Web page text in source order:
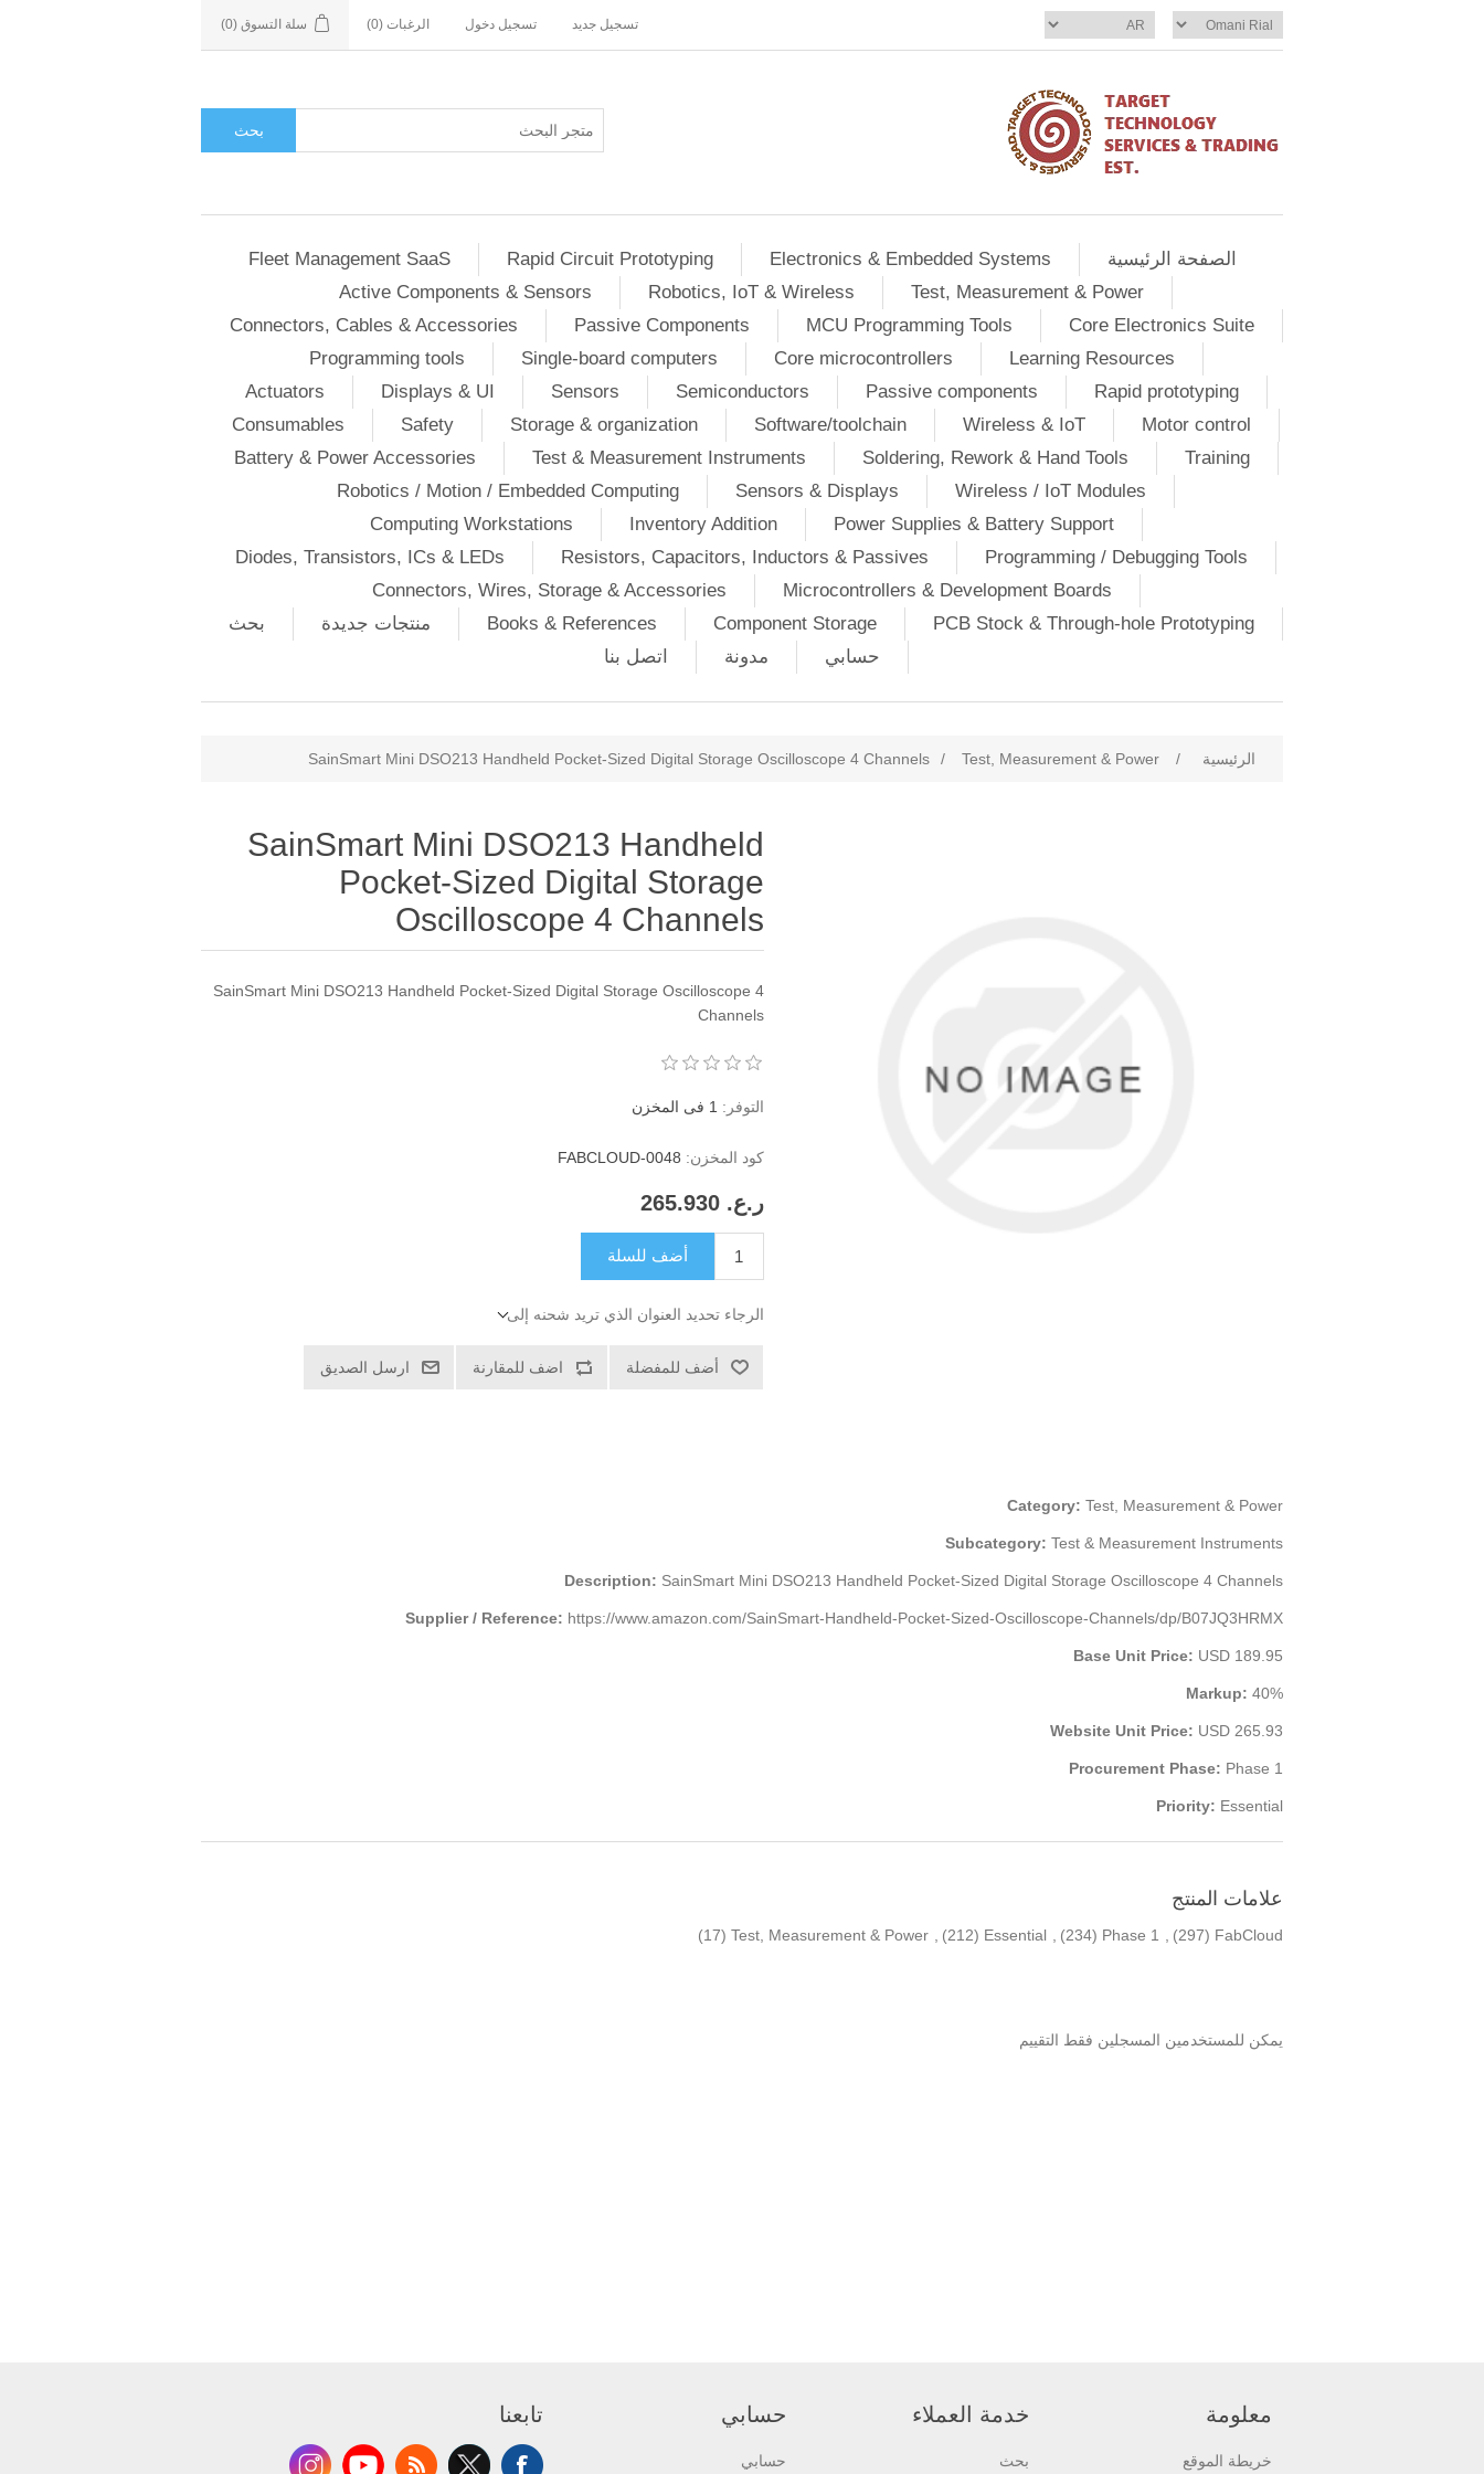
تسجيل جديد تسجيل دخول الرغبات (0) سلة التسوق (0)
بحث
الصفحة الرئيسية Electronics & Embedded Systems
Rapid Circuit Prototyping
Fleet Management SaaS
Test, Measurement & Power
Robotics, IoT & Wireless
Active Components & Sensors
Core Electronics Suite
MCU Programming Tools
Passive Components
Connectors, Cables & Accessories
Learning Resources
Core microcontrollers
Single-board computers
Programming tools
Rapid prototyping
Passive components
Semiconductors
Sensors
Displays & UI
Actuators
Motor control
Wireless & IoT
Software/toolchain
Storage & organization
Safety
Consumables
Training
Soldering, Rework & Hand Tools
Test & Measurement Instruments
Battery & Power Accessories
Wireless / IoT Modules
Sensors & Displays
Robotics / Motion / Embedded Computing
Power Supplies & Battery Support
Inventory Addition
Computing Workstations
Programming / Debugging Tools
Resistors, Capacitors, Inductors & Passives
Diodes, Transistors, ICs & LEDs
Microcontrollers & Development Boards
Connectors, Wires, Storage & Accessories
PCB Stock & Through-hole Prototyping
Component Storage
Books & References منتجات جديدة
بحث
حسابي
مدونة اتصل بنا
الرئيسية /
Test, Measurement & Power
/
SainSmart Mini DSO213 Handheld Pocket-Sized Digital Storage Oscilloscope 4 Channels
SainSmart Mini DSO213 Handheld
Pocket-Sized Digital Storage
Oscilloscope 4 Channels
SainSmart Mini DSO213 Handheld Pocket-Sized Digital Storage Oscilloscope 4
Channels
التوفر: 1 فى المخزن
كود المخزن: FABCLOUD-0048
ر.ع.‏‏ 265.930
أضف للسلة
الرجاء تحديد العنوان الذي تريد شحنه إلى
أضف للمفضلة اضف للمقارنة ارسل الصديق
Category: Test, Measurement & Power
Subcategory: Test & Measurement Instruments
Description: SainSmart Mini DSO213 Handheld Pocket-Sized Digital Storage Oscilloscope 4 Channels
Supplier / Reference: https://www.amazon.com/SainSmart-Handheld-Pocket-Sized-Oscilloscope-Channels/dp/B07JQ3HRMX
Base Unit Price: USD 189.95
Markup: 40%
Website Unit Price: USD 265.93
Procurement Phase: Phase 1
Priority: Essential
علامات المنتج
FabCloud
(297)
Phase 1
(234)
Essential
(212)
Test, Measurement & Power
(17)
يمكن للمستخدمين المسجلين فقط التقييم
معلومة
خريطة الموقع
خدمة العملاء
بحث
حسابي
حسابي
تابعنا